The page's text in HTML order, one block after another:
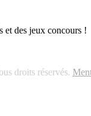
et des jeux concours !
droits réservés.